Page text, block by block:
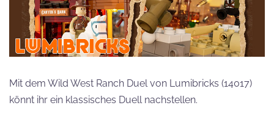
Mit dem Wild West Ranch Duel von Lumibricks (14017)
könnt ihr ein klassisches Duell nachstellen.